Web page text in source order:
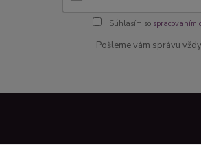
Súhlasím so spracovaním
Pošleme vám správu